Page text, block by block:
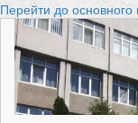
Перейти до основного